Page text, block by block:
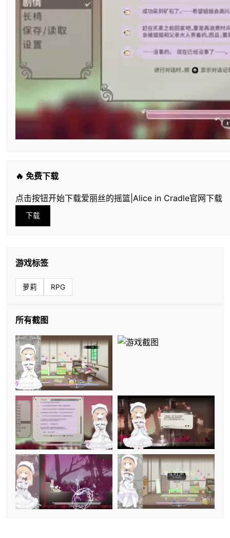
🔥 免费下载
点击按钮开始下载爱丽丝的摇篮|Alice in Cradle官网下载
下载
游戏标签
萝莉 RPG
所有截图